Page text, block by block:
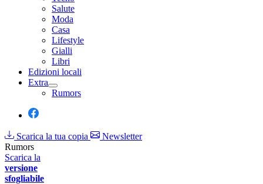
Salute
Moda
Casa
Lifestyle
Gialli
Libri
Edizioni locali
Extra
Rumors
Scarica la tua copia
Newsletter
Rumors
Scarica la
versione
sfogliabile